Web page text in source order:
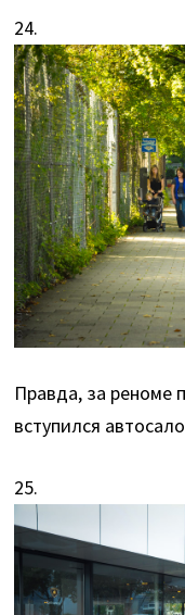
24.
Правда, за реноме
вступился
25.